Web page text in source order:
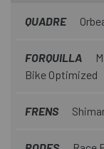
QUADRE
FORQUILLA
Bike Optimized
FRENS